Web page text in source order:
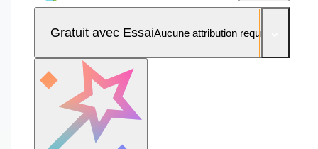
Gratuit avec EssaiAucune attribution requise